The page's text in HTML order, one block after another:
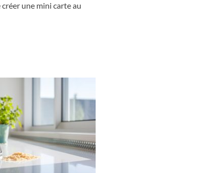
une mini carte au